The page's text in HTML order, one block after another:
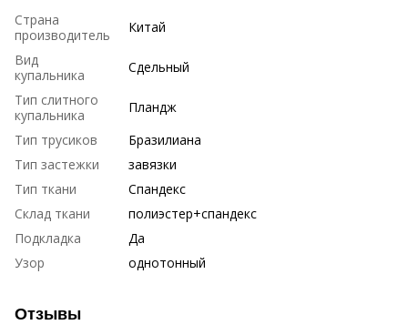
Страна
производитель
Китай
Вид
купальника
Сдельный
Тип слитного
купальника
Пландж
Тип трусиков
Бразилиана
Тип застежки
завязки
Тип ткани
Спандекс
Склад ткани
полиэстер+спандекс
Подкладка
Да
Узор
однотонный
Отзывы